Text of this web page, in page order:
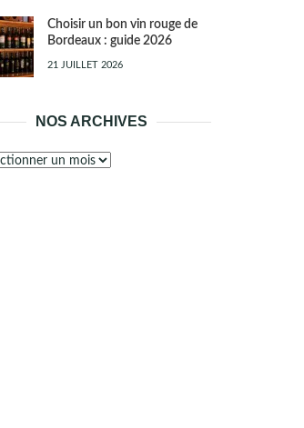
Choisir un bon vin rouge de
Bordeaux : guide 2026
21 JUILLET 2026
NOS ARCHIVES